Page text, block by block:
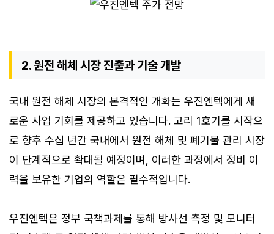
2. 원전 해체 시장 진출과 기술 개발
국내 원전 해체 시장의 본격적인 개화는 우진엔텍에게 새
로운 사업 기회를 제공하고 있습니다. 고리 1호기를 시작으
로 향후 수십 년간 국내에서 원전 해체 및 폐기물 관리 시장
이 단계적으로 확대될 예정이며, 이러한 과정에서 정비 이
력을 보유한 기업의 역할은 필수적입니다.
우진엔텍은 정부 국책과제를 통해 방사선 측정 및 모니터